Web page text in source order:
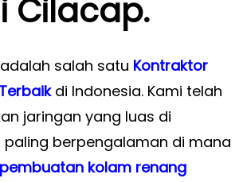
Cilacap.
salah satu Kontraktor
di Indonesia. Kami telah
jaringan yang luas di
paling berpengalaman di mana
pembuatan kolam renang